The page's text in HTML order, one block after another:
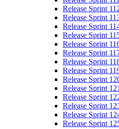
Release Sprint
Release Sprint
Release Sprint
Release Sprint
Release Sprint
Release Sprint
Release Sprint
Release Sprint
Release Sprint
Release Sprint
Release Sprint
Release Sprint
Release Sprint
Release Sprint